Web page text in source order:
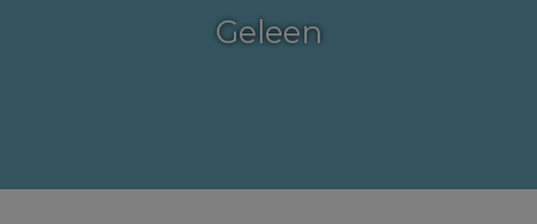
Geleen